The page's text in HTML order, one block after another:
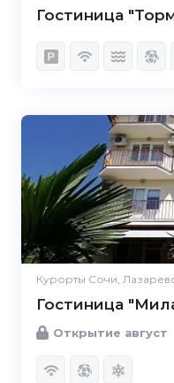
Гостиница
Курорты Сочи,
Гостиница
Открытие август